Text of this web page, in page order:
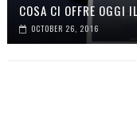
COSA CI OFFRE OGGI
OCTOBER 26, 2016